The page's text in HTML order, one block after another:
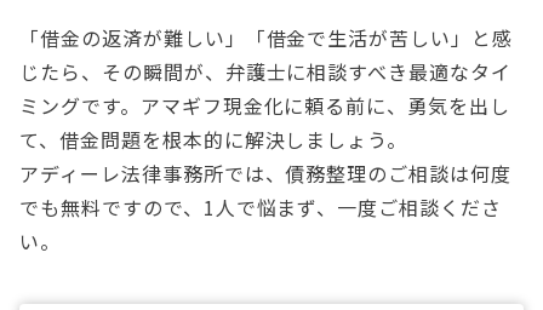
「借金の返済が難しい」「借金で生活が苦しい」と感
じたら、その瞬間が、弁護士に相談すべき最適なタイ
ミングです。アマギフ現金化に頼る前に、勇気を出し
て、借金問題を根本的に解決しましょう。
アディーレ法律事務所では、債務整理のご相談は何度
でも無料ですので、1人で悩まず、一度ご相談くださ
い。